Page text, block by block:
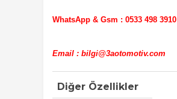
WhatsApp & Gsm : 0533 498 3910
Email : bilgi@3aotomotiv.com
Diğer Özellikler